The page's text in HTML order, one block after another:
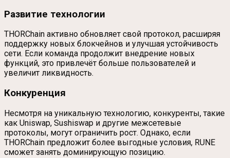
Развитие технологии
THORChain активно обновляет свой протокол, расширяя
поддержку новых блокчейнов и улучшая устойчивость
сети. Если команда продолжит внедрение новых
функций, это привлечёт больше пользователей и
увеличит ликвидность.
Конкуренция
Несмотря на уникальную технологию, конкуренты, такие
как Uniswap, Sushiswap и другие межсетевые
протоколы, могут ограничить рост. Однако, если
THORChain предложит более выгодные условия, RUNE
сможет занять доминирующую позицию.